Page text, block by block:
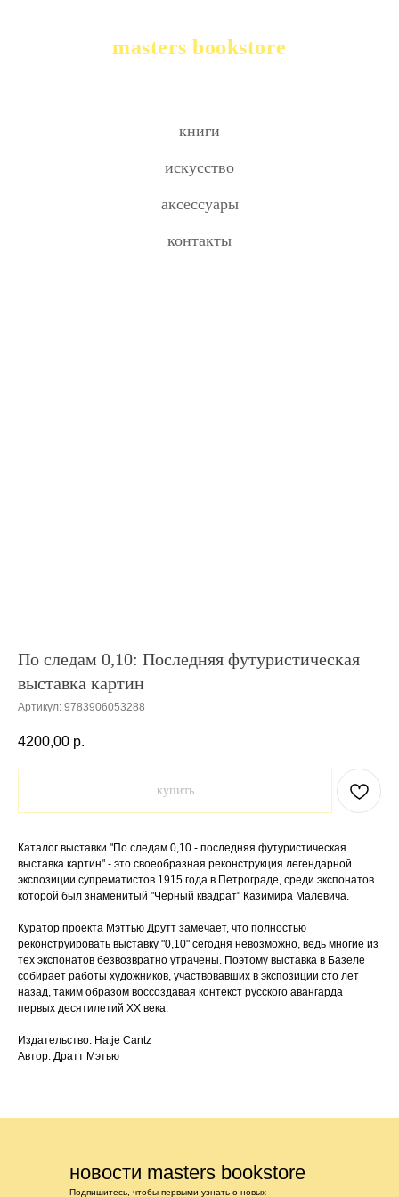
masters bookstore
книги
искусство
аксессуары
контакты
По следам 0,10: Последняя футуристическая
выставка картин
Артикул: 9783906053288
4200,00 р.
купить
Каталог выставки "По следам 0,10 - последняя футуристическая
выставка картин" - это своеобразная реконструкция легендарной
экспозиции супрематистов 1915 года в Петрограде, среди экспонатов
которой был знаменитый "Черный квадрат" Казимира Малевича.
Куратор проекта Мэттью Друтт замечает, что полностью
реконструировать выставку "0,10" сегодня невозможно, ведь многие из
тех экспонатов безвозвратно утрачены. Поэтому выставка в Базеле
собирает работы художников, участвовавших в экспозиции сто лет
назад, таким образом воссоздавая контекст русского авангарда
первых десятилетий ХХ века.
Издательство: Hatje Cantz
Автор: Дратт Мэтью
новости masters bookstore
Подпишитесь, чтобы первыми узнать о новых